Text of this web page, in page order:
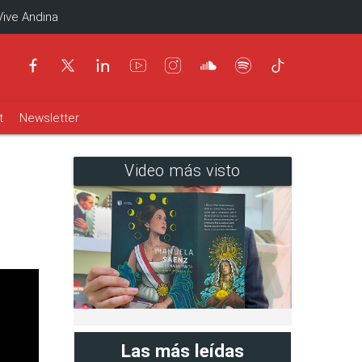
Andina
Newsletter
Video más visto
Las más leídas